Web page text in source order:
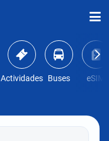
Actividades Buses eSIM